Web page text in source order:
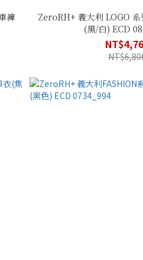
褲
ZeroRH+ 義大利 LOGO
(黑/白) ECD